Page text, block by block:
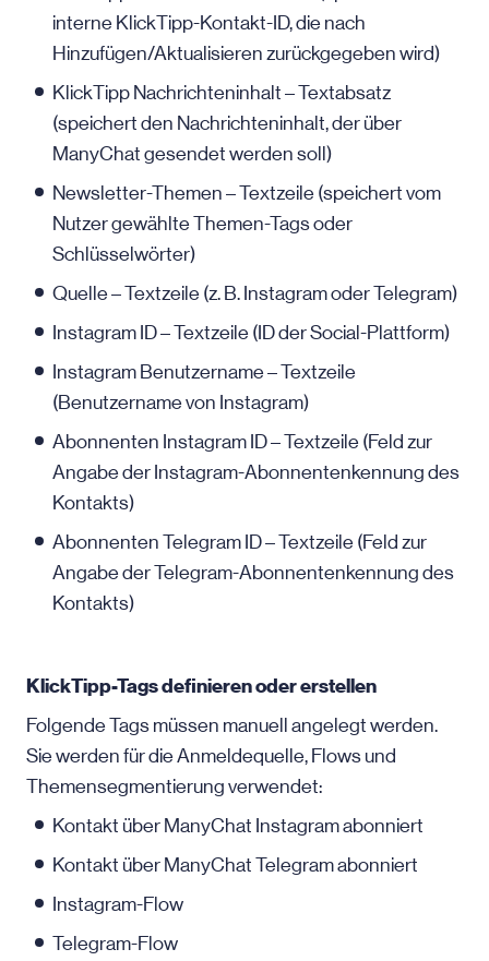
interne KlickTipp-Kontakt-ID, die nach
Hinzufügen/Aktualisieren zurückgegeben wird)
KlickTipp Nachrichteninhalt – Textabsatz
(speichert den Nachrichteninhalt, der über
ManyChat gesendet werden soll)
Newsletter-Themen – Textzeile (speichert vom
Nutzer gewählte Themen-Tags oder
Schlüsselwörter)
Quelle – Textzeile (z. B. Instagram oder Telegram)
Instagram ID – Textzeile (ID der Social-Plattform)
Instagram Benutzername – Textzeile
(Benutzername von Instagram)
Abonnenten Instagram ID – Textzeile (Feld zur
Angabe der Instagram-Abonnentenkennung des
Kontakts)
Abonnenten Telegram ID – Textzeile (Feld zur
Angabe der Telegram-Abonnentenkennung des
Kontakts)
KlickTipp-Tags definieren oder erstellen
Folgende Tags müssen manuell angelegt werden.
Sie werden für die Anmeldequelle, Flows und
Themensegmentierung verwendet:
Kontakt über ManyChat Instagram abonniert
Kontakt über ManyChat Telegram abonniert
Instagram-Flow
Telegram-Flow